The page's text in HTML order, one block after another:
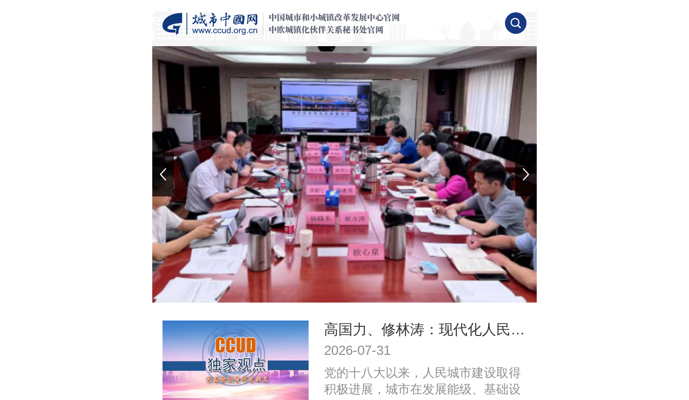
高国力、修林涛：现代化人民城市高质量发展的战略框架与政策体系
2026-07-31
党的十八大以来，人民城市建设取得
积极进展，城市在发展能级、基础设